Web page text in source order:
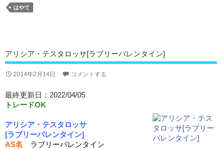
はやて
アリシア・テスタロッサ[ラブリーバレンタイン]
2014年2月14日 コメントする
最終更新日：2022/04/05
トレードOK
アリシア・テスタロッサ
[ラブリーバレンタイン]
AS名 ラブリーバレンタイン